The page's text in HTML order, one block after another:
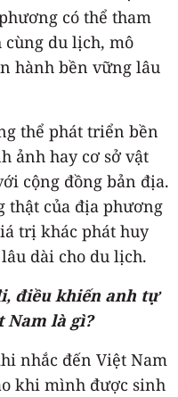
có thể tham
du lịch, mô
hành bền vững lâu
thể phát triển bền
ảnh hay cơ sở vật
cộng đồng bản địa.
thật của địa phương
trị khác phát huy
dài cho du lịch.
điều khiến anh tự
Nam là gì?
nhắc đến Việt Nam
khi mình được sinh